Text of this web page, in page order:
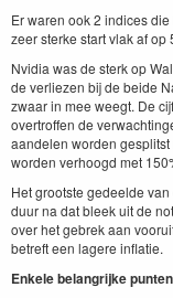
Er waren ook 2 indices
zeer sterke start vlak af
Nvidia was de sterk op
de verliezen bij de beide
zwaar in mee weegt. De
overtroffen de
aandelen worden
worden verhoogd met
Het grootste gedeelde
duur na dat bleek uit de
over het gebrek aan
betreft een lagere inflatie.
Enkele belangrijke